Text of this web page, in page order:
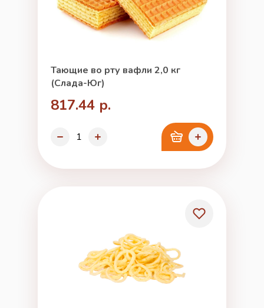
Тающие во рту вафли 2,0 кг
(Слада-Юг)
817.44 р.